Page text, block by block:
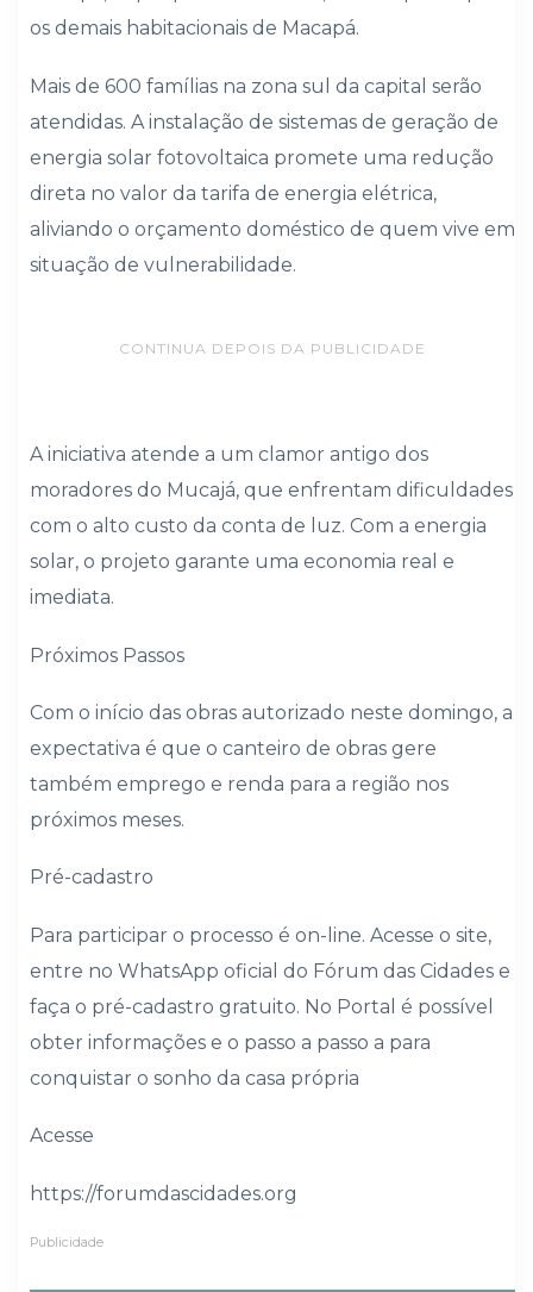
os demais habitacionais de Macapá.
Mais de 600 famílias na zona sul da capital serão
atendidas. A instalação de sistemas de geração de
energia solar fotovoltaica promete uma redução
direta no valor da tarifa de energia elétrica,
aliviando o orçamento doméstico de quem vive em
situação de vulnerabilidade.
CONTINUA DEPOIS DA PUBLICIDADE
A iniciativa atende a um clamor antigo dos
moradores do Mucajá, que enfrentam dificuldades
com o alto custo da conta de luz. Com a energia
solar, o projeto garante uma economia real e
imediata.
Próximos Passos
Com o início das obras autorizado neste domingo, a
expectativa é que o canteiro de obras gere
também emprego e renda para a região nos
próximos meses.
Pré-cadastro
Para participar o processo é on-line. Acesse o site,
entre no WhatsApp oficial do Fórum das Cidades e
faça o pré-cadastro gratuito. No Portal é possível
obter informações e o passo a passo a para
conquistar o sonho da casa própria
Acesse
https://forumdascidades.org
Publicidade